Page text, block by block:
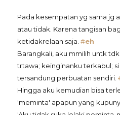
Pada kesempatan yg sama jg
atau tidak. Karena tangisan
ketidakrelaan saja. #eh
Barangkali, aku mmilih untk
trtawa; keinginanku terkabul;
tersandung perbuatan sendiri.
Hingga aku kemudian bisa
'meminta' apapun yang